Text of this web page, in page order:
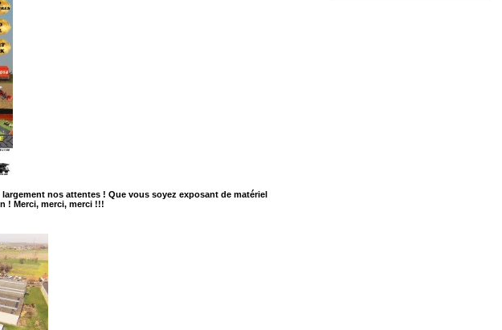
nos attentes ! Que vous soyez exposant de matériel
! Merci, merci, merci !!!